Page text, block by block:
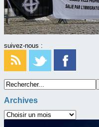
suivez-nous :
Archives